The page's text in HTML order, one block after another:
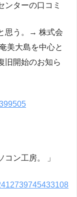
ンターの口コミ
思う。→ 株式会
美大島を中心と
旧開始のお知ら
コン工房。 」